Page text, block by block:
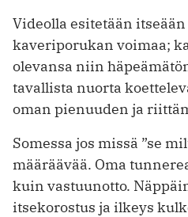
Videolla esitetään
kaveriporukan voimaa;
olevansa niin
tavallista nuorta
oman pienuuden ja
Somessa jos missä ”se
määräävää. Oma
kuin vastuunotto.
itsekorostus ja ilkeys